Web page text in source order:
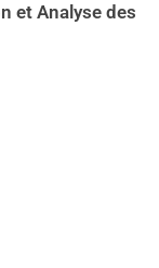
et Analyse des